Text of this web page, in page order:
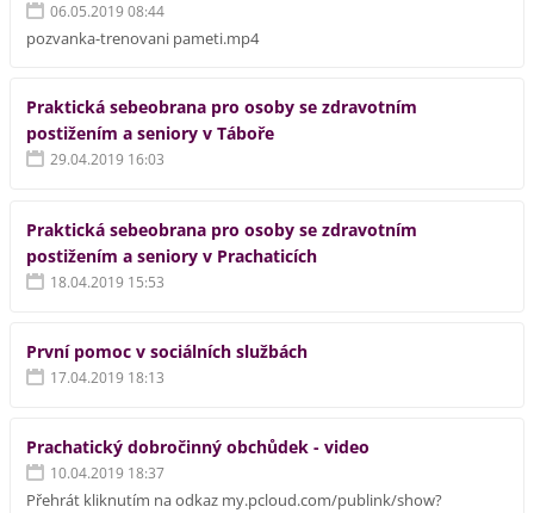
06.05.2019 08:44
pozvanka-trenovani pameti.mp4
Praktická sebeobrana pro osoby se zdravotním
postižením a seniory v Táboře
29.04.2019 16:03
Praktická sebeobrana pro osoby se zdravotním
postižením a seniory v Prachaticích
18.04.2019 15:53
První pomoc v sociálních službách
17.04.2019 18:13
Prachatický dobročinný obchůdek - video
10.04.2019 18:37
Přehrát kliknutím na odkaz my.pcloud.com/publink/show?